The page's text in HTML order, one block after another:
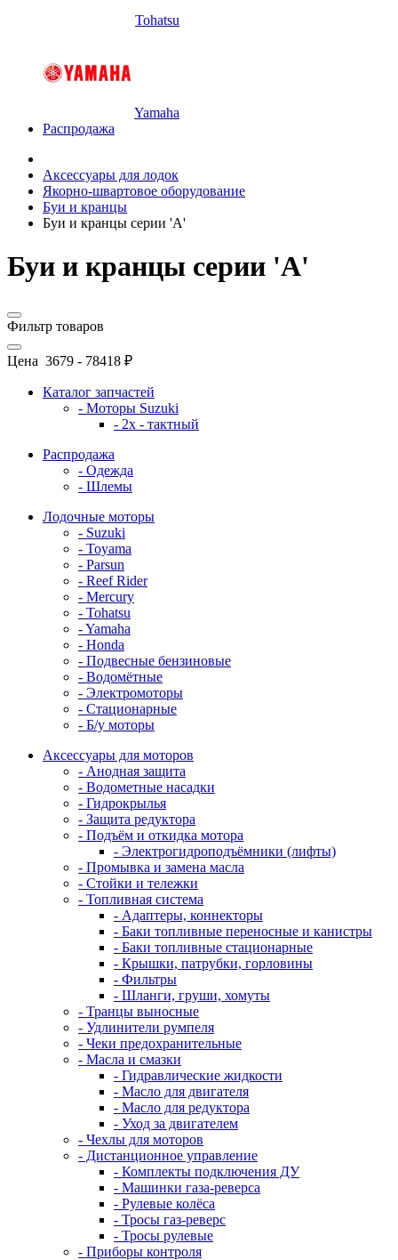
Tohatsu
Yamaha
Распродажа
Аксессуары для лодок
Якорно-швартовое оборудование
Буи и кранцы
Буи и кранцы серии 'А'
Буи и кранцы серии 'А'
Фильтр товаров
Цена 3679 - 78418 ₽
Каталог запчастей
- Моторы Suzuki
- 2x - тактный
Распродажа
- Одежда
- Шлемы
Лодочные моторы
- Suzuki
- Toyama
- Parsun
- Reef Rider
- Mercury
- Tohatsu
- Yamaha
- Honda
- Подвесные бензиновые
- Водомётные
- Электромоторы
- Стационарные
- Б/у моторы
Аксессуары для моторов
- Анодная защита
- Водометные насадки
- Гидрокрылья
- Защита редуктора
- Подъём и откидка мотора
- Электрогидроподъёмники (лифты)
- Промывка и замена масла
- Стойки и тележки
- Топливная система
- Адаптеры, коннекторы
- Баки топливные переносные и канистры
- Баки топливные стационарные
- Крышки, патрубки, горловины
- Фильтры
- Шланги, груши, хомуты
- Транцы выносные
- Удлинители румпеля
- Чеки предохранительные
- Масла и смазки
- Гидравлические жидкости
- Масло для двигателя
- Масло для редуктора
- Уход за двигателем
- Чехлы для моторов
- Дистанционное управление
- Комплекты подключения ДУ
- Машинки газа-реверса
- Рулевые колёса
- Тросы газ-реверс
- Тросы рулевые
- Приборы контроля